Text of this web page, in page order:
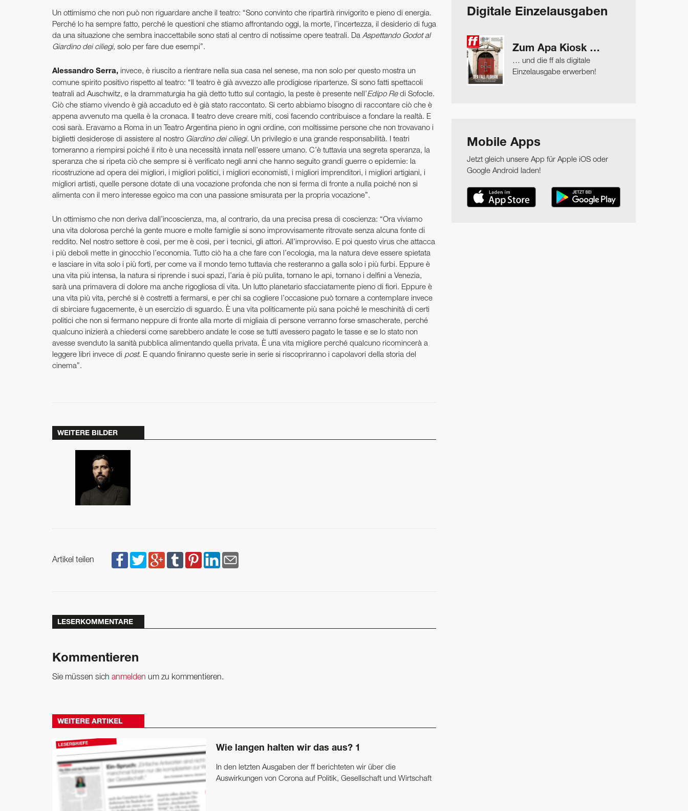
Un ottimismo che non può non ­riguardare anche il teatro: “Sono convinto che ripartirà rinvigorito e pieno di energia.
Perché lo ha sempre fatto, perché le questioni che stiamo affrontando oggi, la morte, l’incertezza, il desiderio di fuga
da una situazione che sembra inaccettabile sono stati al centro di notissime opere teatrali. Da Aspettando Godot al
Giardino dei ciliegi, solo per fare due esempi”.
Alessandro Serra, invece, è riuscito a rientrare nella sua casa nel senese, ma non solo per questo mostra un
comune spirito positivo rispetto al teatro: “Il teatro è già avvezzo alle prodigiose ripartenze. Si sono fatti spettacoli
teatrali ad Auschwitz, e la drammaturgia ha già detto tutto sul contagio, la peste è presente nell’Edipo Re di Sofocle.
Ciò che stiamo vivendo è già accaduto ed è già stato raccontato. Si certo abbiamo bisogno di raccontare ciò che è
appena avvenuto ma quella è la cronaca. Il teatro deve creare miti, così facendo contribuisce a fondare la realtà. E
così sarà. Eravamo a Roma in un Teatro Argentina pieno in ogni ordine, con moltissime persone che non trovavano i
biglietti desiderose di assistere al nostro Giardino dei ciliegi. Un privilegio e una grande responsabilità. I teatri
torneranno a riempirsi poiché il rito è una necessità innata nell’essere umano. C’è tuttavia una segreta speranza, la
speranza che si ripeta ciò che sempre si è verificato negli anni che hanno seguito grandi guerre o epidemie: la
ricostruzione ad opera dei migliori, i migliori politici, i migliori economisti, i migliori imprenditori, i migliori artigiani, i
migliori artisti, quelle persone dotate di una vocazione profonda che non si ferma di fronte a nulla poiché non si
alimenta con il mero interesse egoico ma con una passione smisurata per la propria vocazione”.
Un ottimismo che non deriva dall’incoscienza, ma, al contrario, da una precisa presa di coscienza: “Ora viviamo
una vita dolorosa perché la gente muore e molte famiglie si sono improvvisamente ritrovate senza alcuna fonte di
reddito. Nel nostro settore è così, per me è così, per i tecnici, gli attori. All’improvviso. E poi questo virus che attacca
i più deboli mette in ginocchio l’economia. Tutto ciò ha a che fare con l’ecologia, ma la natura deve essere spietata
e lasciare in vita solo i più forti, per come va il mondo temo tuttavia che resteranno a galla solo i più furbi. Eppure è
una vita più intensa, la natura si riprende i suoi spazi, l’aria è più pulita, tornano le api, tornano i delfini a Venezia,
sarà una primavera di dolore ma anche rigogliosa di vita. Un lutto planetario sfacciatamente pieno di fiori. Eppure è
una vita più vita, perché si è costretti a fermarsi, e per chi sa cogliere l’occasione può tornare a contemplare invece
di sbirciare fugacemente, è un esercizio di sguardo. È una vita politicamente più sana poiché le meschinità di certi
politici che non si fermano neppure di fronte alla morte di migliaia di persone verranno forse smascherate, perché
qualcuno inizierà a chiedersi come sarebbero andate le cose se tutti avessero pagato le tasse e se lo stato non
avesse svenduto la sanità pubblica alimentando quella privata. È una vita migliore perché qualcuno ricomincerà a
leggere libri invece di post. E quando finiranno queste serie in serie si riscopriranno i capolavori della storia del
cinema”.
WEITERE BILDER
Artikel teilen
LESERKOMMENTARE
Kommentieren
Sie müssen sich anmelden um zu kommentieren.
WEITERE ARTIKEL
Wie langen halten wir das aus? 1
In den letzten Ausgaben der ff berichteten wir über die
Auswirkungen von Corona auf Politik, Gesellschaft und Wirtschaft
Digitale Einzelausgaben
Zum Apa Kiosk …
… und die ff als digitale
Einzelausgabe erwerben!
Mobile Apps
Jetzt gleich unsere App für Apple iOS oder
Google Android laden!